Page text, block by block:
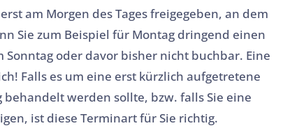
am Morgen des Tages freigegeben, an dem
Sie zum Beispiel für Montag dringend einen
oder davor bisher nicht buchbar. Eine
Falls es um eine erst kürzlich aufgetretene
behandelt werden sollte, bzw. falls Sie eine
ist diese Terminart für Sie richtig.